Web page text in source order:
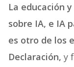
La educación
sobre IA, e IA
es otro de los
Declaración, y